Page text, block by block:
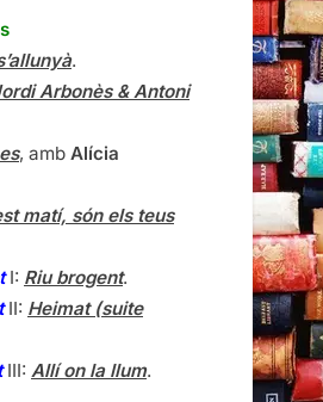
.
Arbonès & Antoni
, amb Alícia
matí, són els teus
I: Riu brogent.
II: Heimat (suite
III: Allí on la llum.